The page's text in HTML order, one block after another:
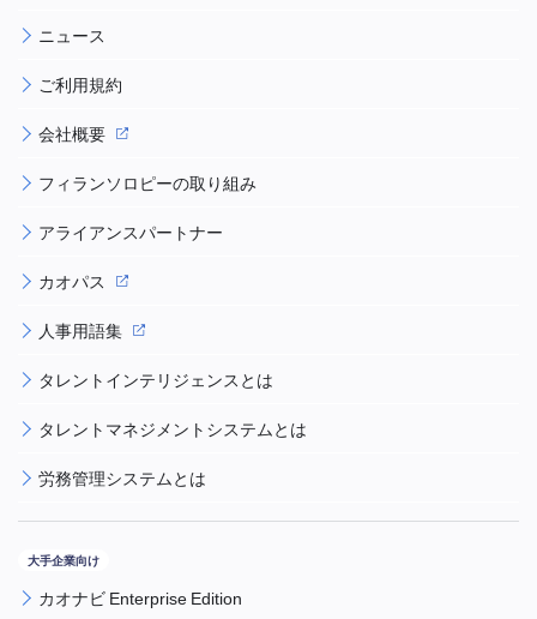
ニュース
ご利用規約
会社概要
フィランソロピーの取り組み
アライアンスパートナー
カオパス
人事用語集
タレントインテリジェンスとは
タレントマネジメントシステムとは
労務管理システムとは
カオナビ Enterprise Edition